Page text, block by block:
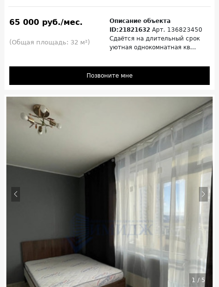
65 000 руб./мес.
(Общая площадь: 32 м²)
Описание объекта
ID:21821632 Арт. 136823450
Сдаётся на длительный срок
уютная однокомнатная кв...
Позвоните мне
1 / 5